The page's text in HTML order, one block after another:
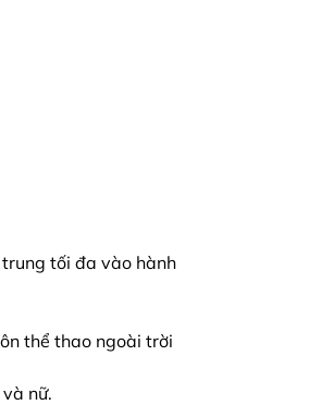
tối đa vào hành
thể thao ngoài trời
nữ.